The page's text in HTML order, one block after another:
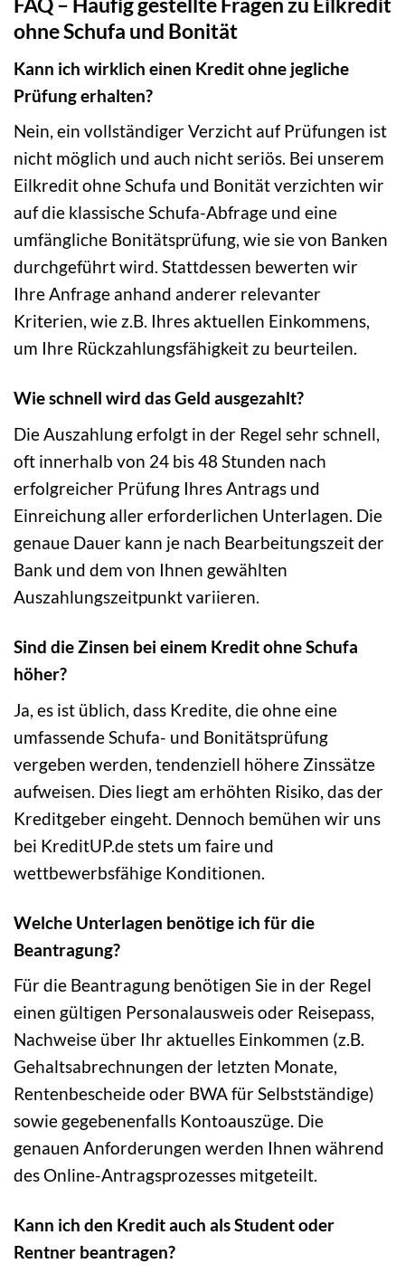
ohne Schufa und Bonität
Kann ich wirklich einen Kredit ohne jegliche
Prüfung erhalten?
Nein, ein vollständiger Verzicht auf Prüfungen ist
nicht möglich und auch nicht seriös. Bei unserem
Eilkredit ohne Schufa und Bonität verzichten wir
auf die klassische Schufa-Abfrage und eine
umfängliche Bonitätsprüfung, wie sie von Banken
durchgeführt wird. Stattdessen bewerten wir
Ihre Anfrage anhand anderer relevanter
Kriterien, wie z.B. Ihres aktuellen Einkommens,
um Ihre Rückzahlungsfähigkeit zu beurteilen.
Wie schnell wird das Geld ausgezahlt?
Die Auszahlung erfolgt in der Regel sehr schnell,
oft innerhalb von 24 bis 48 Stunden nach
erfolgreicher Prüfung Ihres Antrags und
Einreichung aller erforderlichen Unterlagen. Die
genaue Dauer kann je nach Bearbeitungszeit der
Bank und dem von Ihnen gewählten
Auszahlungszeitpunkt variieren.
Sind die Zinsen bei einem Kredit ohne Schufa
höher?
Ja, es ist üblich, dass Kredite, die ohne eine
umfassende Schufa- und Bonitätsprüfung
vergeben werden, tendenziell höhere Zinssätze
aufweisen. Dies liegt am erhöhten Risiko, das der
Kreditgeber eingeht. Dennoch bemühen wir uns
bei KreditUP.de stets um faire und
wettbewerbsfähige Konditionen.
Welche Unterlagen benötige ich für die
Beantragung?
Für die Beantragung benötigen Sie in der Regel
einen gültigen Personalausweis oder Reisepass,
Nachweise über Ihr aktuelles Einkommen (z.B.
Gehaltsabrechnungen der letzten Monate,
Rentenbescheide oder BWA für Selbstständige)
sowie gegebenenfalls Kontoauszüge. Die
genauen Anforderungen werden Ihnen während
des Online-Antragsprozesses mitgeteilt.
Kann ich den Kredit auch als Student oder
Rentner beantragen?